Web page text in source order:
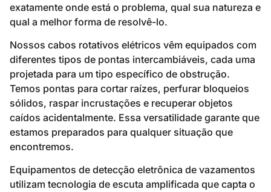
exatamente onde está o problema, qual sua natureza e
qual a melhor forma de resolvê-lo.
Nossos cabos rotativos elétricos vêm equipados com
diferentes tipos de pontas intercambiáveis, cada uma
projetada para um tipo específico de obstrução.
Temos pontas para cortar raízes, perfurar bloqueios
sólidos, raspar incrustações e recuperar objetos
caídos acidentalmente. Essa versatilidade garante que
estamos preparados para qualquer situação que
encontremos.
Equipamentos de detecção eletrônica de vazamentos
utilizam tecnologia de escuta amplificada que capta o